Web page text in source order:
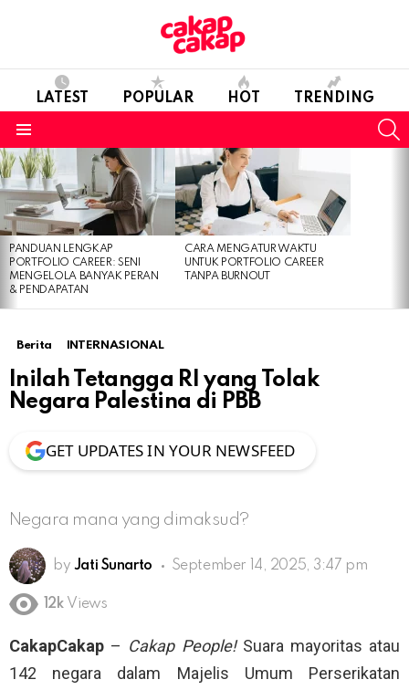
LATEST POPULAR HOT TRENDING
LATEST
STORIES
PANDUAN LENGKAP
PORTFOLIO CAREER: SENI
MENGELOLA BANYAK PERAN
& PENDAPATAN
CARA MENGATUR WAKTU
UNTUK PORTFOLIO CAREER
TANPA BURNOUT
Berita INTERNASIONAL
Inilah Tetangga RI yang Tolak
Negara Palestina di PBB
GET UPDATES IN YOUR NEWSFEED
Negara mana yang dimaksud?
by Jati Sunarto September 14, 2025, 3:47 pm
12k Views
CakapCakap – Cakap People!Suara mayoritas atau
142 negara dalam Majelis Umum Perserikatan